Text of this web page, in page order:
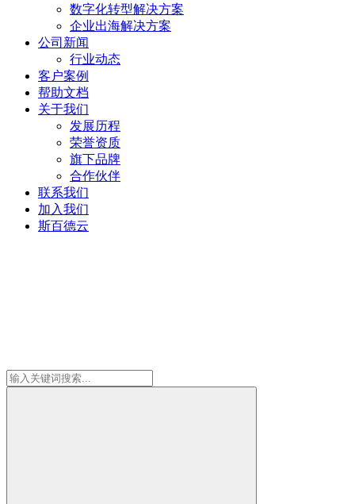
数字化转型解决方案
企业出海解决方案
公司新闻
行业动态
客户案例
帮助文档
关于我们
发展历程
荣誉资质
旗下品牌
合作伙伴
联系我们
加入我们
斯百德云